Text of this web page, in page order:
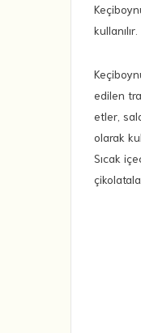
edilen
etler,
olarak
Sıcak